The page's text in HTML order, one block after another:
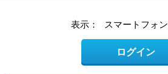
表示： スマートフォン
ログイン